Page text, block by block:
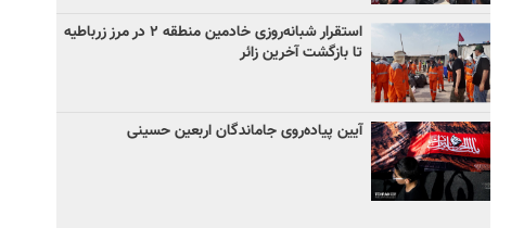
استقرار شبانه‌روزی خادمین منطقه ۲ در مرز زرباطیه
تا بازگشت آخرین زائر
آیین پیاده‌روی جاماندگان اربعین حسینی